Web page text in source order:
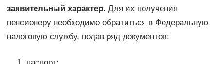
заявительный характер. Для их получения
пенсионеру необходимо обратиться в Федеральную
налоговую службу, подав ряд документов: